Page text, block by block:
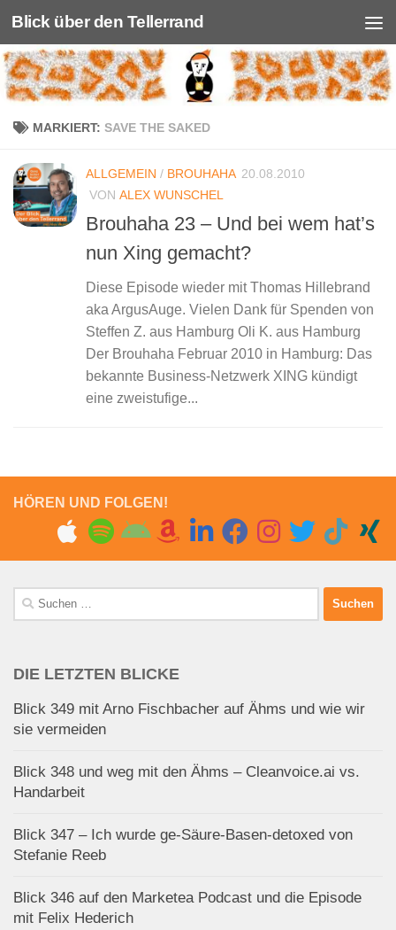
Unter dem Inhalt
Blick über den Tellerrand
MARKIERT: SAVE THE SAKED
ALLGEMEIN / BROUHAHA 20.08.2010
VON ALEX WUNSCHEL
Brouhaha 23 – Und bei wem hat’s
nun Xing gemacht?
Diese Episode wieder mit Thomas Hillebrand
aka ArgusAuge. Vielen Dank für Spenden von
Steffen Z. aus Hamburg Oli K. aus Hamburg
Der Brouhaha Februar 2010 in Hamburg: Das
bekannte Business-Netzwerk XING kündigt
eine zweistufige...
HÖREN UND FOLGEN!
Suchen
nach:
DIE LETZTEN BLICKE
Blick 349 mit Arno Fischbacher auf Ähms und wie wir
sie vermeiden
Blick 348 und weg mit den Ähms – Cleanvoice.ai vs.
Handarbeit
Blick 347 – Ich wurde ge-Säure-Basen-detoxed von
Stefanie Reeb
Blick 346 auf den Marketea Podcast und die Episode
mit Felix Hederich